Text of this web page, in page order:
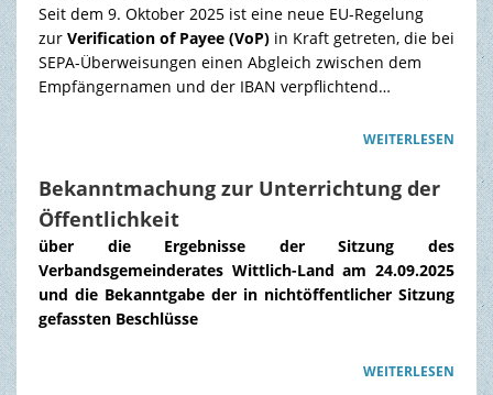
Seit dem 9. Oktober 2025 ist eine neue EU-Regelung
zur Verification of Payee (VoP)in Kraft getreten, die bei
SEPA-Überweisungen einen Abgleich zwischen dem
Empfängernamen und der IBAN verpflichtend…
WEITERLESEN
Bekanntmachung zur Unterrichtung der
Öffentlichkeit
über die Ergebnisse der Sitzung des
Verbandsgemeinderates Wittlich-Land am 24.09.2025
und die Bekanntgabe der in nichtöffentlicher Sitzung
gefassten Beschlüsse
WEITERLESEN